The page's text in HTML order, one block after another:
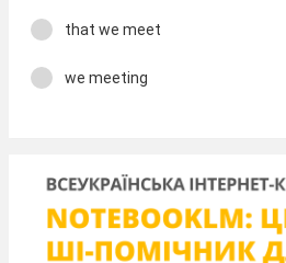
that we meet
we meeting